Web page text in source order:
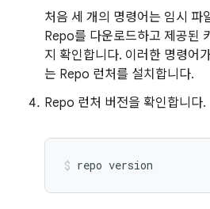
처음 세 개의 명령어는 임시 파
Repo를 다운로드하고 제공된
지 확인합니다. 이러한 명령어
는 Repo 런처를 설치합니다.
Repo 런처 버전을 확인합니다.
repo version